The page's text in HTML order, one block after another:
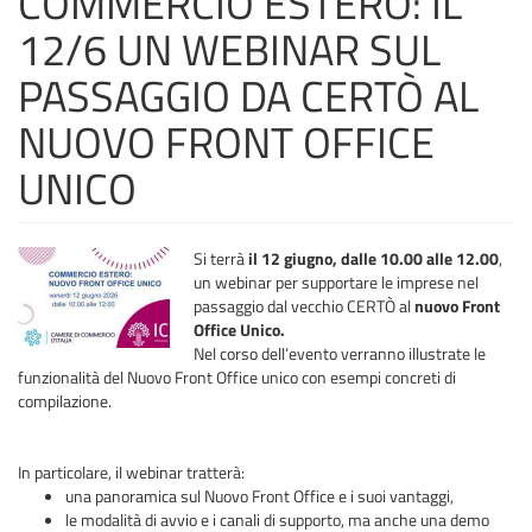
12/6 UN WEBINAR SUL
PASSAGGIO DA CERTÒ AL
NUOVO FRONT OFFICE
UNICO
Si terràil 12 giugno, dalle 10.00 alle 12.00,
un webinar per supportare le imprese nel
passaggio dal vecchio CERTÒ alnuovoFront
Office Unico.
Nel corso dell’evento verranno illustrate le
funzionalità del Nuovo Front Office unico con esempi concreti di
compilazione.
In particolare, il webinar tratterà:
una panoramica sul Nuovo Front Office e i suoi vantaggi,
le modalità di avvio e i canali di supporto, ma anche una demo